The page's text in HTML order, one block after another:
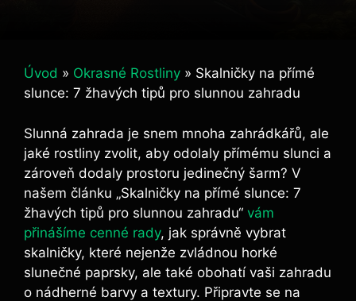
Úvod » Okrasné Rostliny » Skalničky na přímé
slunce: 7 žhavých tipů pro slunnou zahradu
Slunná zahrada je snem mnoha zahrádkářů, ale
jaké rostliny zvolit, aby odolaly přímému slunci a
zároveň dodaly prostoru jedinečný šarm? V
našem článku „Skalničky na přímé slunce: 7
žhavých tipů pro slunnou zahradu“ vám
přinášíme cenné rady, jak správně vybrat
skalničky, které nejenže zvládnou horké
slunečné paprsky, ale také obohatí vaši zahradu
o nádherné barvy a textury. Připravte se na